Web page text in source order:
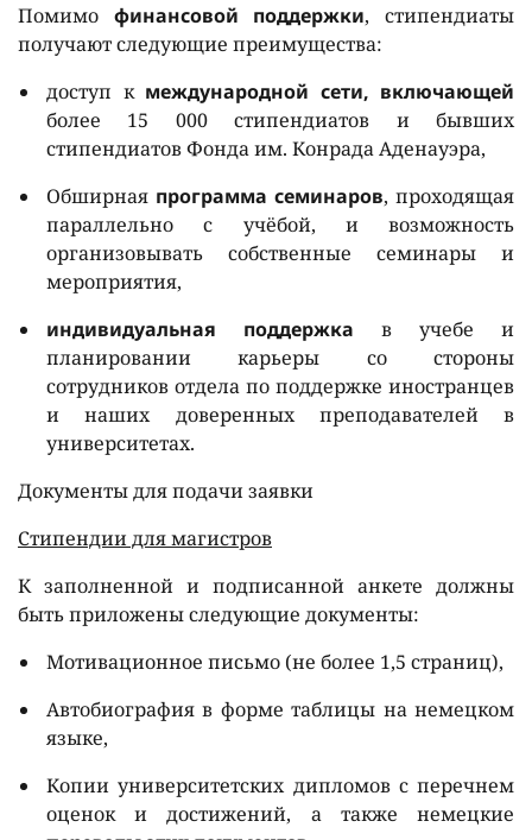
Помимо финансовой поддержки, стипендиаты
получают следующие преимущества:
доступ к международной сети, включающей
более 15 000 стипендиатов и бывших
стипендиатов Фонда им. Конрада Аденауэра,
Обширная программа семинаров, проходящая
параллельно с учёбой, и возможность
организовывать собственные семинары и
мероприятия,
индивидуальная поддержка в учебе и
планировании карьеры со стороны
сотрудников отдела по поддержке иностранцев
и наших доверенных преподавателей в
университетах.
Документы для подачи заявки
Стипендии для магистров
К заполненной и подписанной анкете должны
быть приложены следующие документы:
Мотивационное письмо (не более 1,5 страниц),
Автобиография в форме таблицы на немецком
языке,
Копии университетских дипломов с перечнем
оценок и достижений, а также немецкие